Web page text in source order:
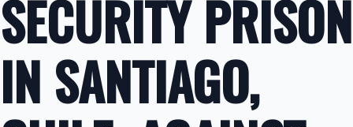
SECURITY PRISON
IN SANTIAGO,